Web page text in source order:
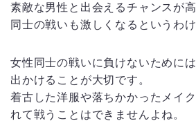
素敵な男性と出会えるチャンスが
同士の戦いも激しくなるというわけ
女性同士の戦いに負けないために
出かけることが大切です。
着古した洋服や落ちかかったメイ
れて戦うことはできませんよね。